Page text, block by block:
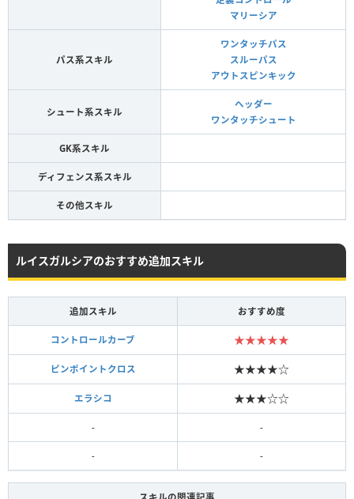
マリーシア
パス系スキル
ワンタッチパス
スルーパス
アウトスピンキック
シュート系スキル
ヘッダー
ワンタッチシュート
GK系スキル
ディフェンス系スキル
その他スキル
ルイスガルシアのおすすめ追加スキル
追加スキル おすすめ度
コントロールカーブ ★★★★★
ピンポイントクロス ★★★★☆
エラシコ ★★★☆☆
- -
- -